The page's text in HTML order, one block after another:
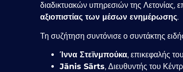
διαδικτυακών υπηρεσιών της Λετονίας,
αξιοπιστίας των μέσων ενημέρωσης.
Τη συζήτηση συντόνισε ο συντάκτης
Ίννα Στεϊνμπούκα, επικεφαλής
Jānis Sārts, Διευθυντής του